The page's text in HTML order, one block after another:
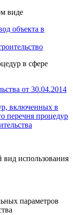
виде
объекта в
в сфере
от 30.04.2014
включенных в
перечня процедур
использования
параметров